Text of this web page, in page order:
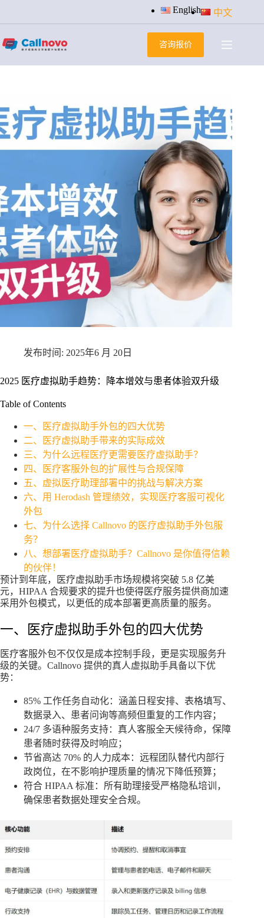
过
容
English 中文
咨询报价
2025年6 月 20日
2025 医疗虚拟助手趋势：降本增效与患者体验双升级
Table of Contents
一、医疗虚拟助手外包的四大优势
二、医疗虚拟助手带来的实际成效
三、为什么远程医疗更需要医疗虚拟助手？
四、医疗客服外包的扩展性与合规保障
五、虚拟医疗助理部署中的挑战与解决方案
六、用 Herodash 管理绩效，实现医疗客服可视化
外包
七、为什么选择 Callnovo 的医疗虚拟助手外包服
务？
八、想部署医疗虚拟助手？Callnovo 是你值得信赖
的伙伴！
预计到年底，医疗虚拟助手市场规模将突破 5.8 亿美
元，HIPAA 合规要求的提升也使得医疗服务提供商加速
采用外包模式，以更低的成本部署更高质量的服务。
一、医疗虚拟助手外包的四大优势
医疗客服外包不仅仅是成本控制手段，更是实现服务升
级的关键。Callnovo 提供的真人虚拟助手具备以下优
势：
85% 工作任务自动化：涵盖日程安排、表格填写、
数据录入、患者问询等高频但重复的工作内容；
24/7 多语种服务支持：真人客服全天候待命，保障
患者随时获得及时响应；
节省高达 70% 的人力成本：远程团队替代内部行
政岗位，在不影响护理质量的情况下降低预算；
符合 HIPAA 标准：所有助理接受严格隐私培训，
确保患者数据处理安全合规。